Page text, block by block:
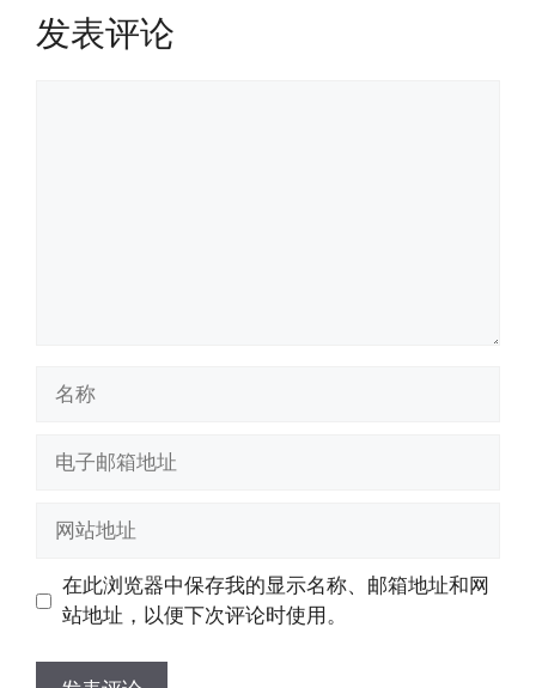
发表评论
址
址
在此浏览器中保存我的显示名称、邮箱地址和网
站地址，以便下次评论时使用。